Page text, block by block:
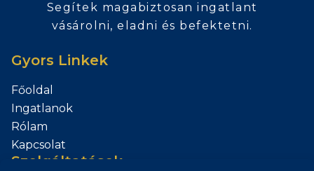
Segítek magabiztosan ingatlant
vásárolni, eladni és befektetni.
Gyors Linkek
Főoldal
Ingatlanok
Rólam
Kapcsolat
Szolgáltatások